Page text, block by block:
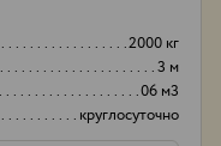
2000 кг
3 м
06 м3
круглосуточно